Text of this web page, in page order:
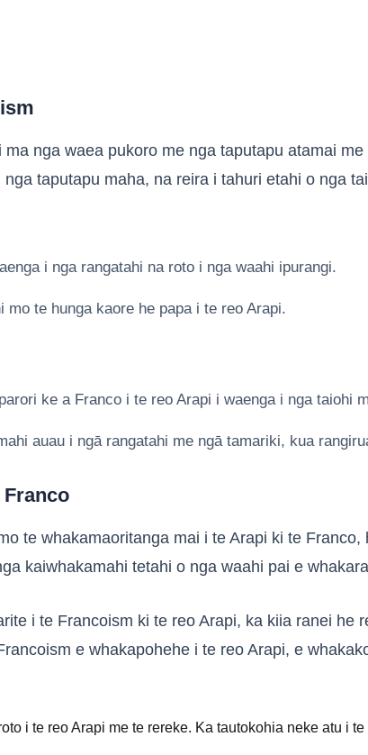
nga waea pukoro me nga taputapu atamai
taputapu maha, na reira i tahuri etahi o nga
i nga rangatahi na roto i nga waahi ipurangi.
te hunga kaore he papa i te reo Arapi.
ke a Franco i te reo Arapi i waenga i nga taiohi
auau i ngā rangatahi me ngā tamariki, kua
Franco
te whakamaoritanga mai i te Arapi ki te
kaiwhakamahi tetahi o nga waahi pai e
i te Francoism ki te reo Arapi, ka kiia ranei
e whakapohehe i te reo Arapi, e
i te reo Arapi me te rereke. Ka tautokohia neke atu i